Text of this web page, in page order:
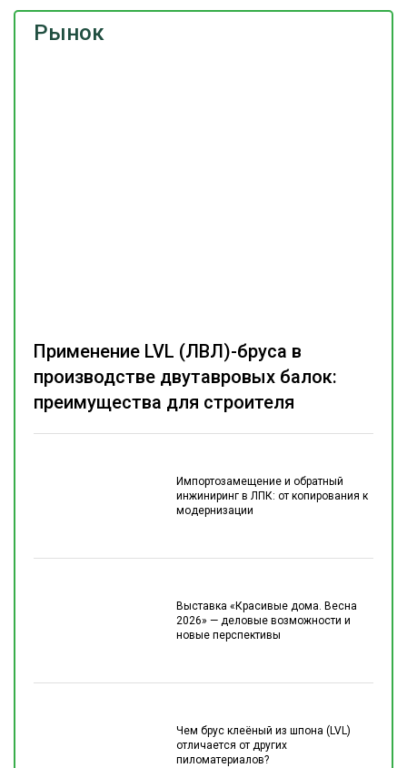
Рынок
Импортозамещение и обратный
инжиниринг в ЛПК: от копирования к
модернизации
Выставка «Красивые дома. Весна
2026» — деловые возможности и
новые перспективы
Чем брус клеёный из шпона (LVL)
отличается от других
пиломатериалов?
Применение LVL (ЛВЛ)-бруса в
производстве двутавровых балок:
преимущества для строителя